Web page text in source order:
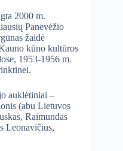
2000 m.
Panevėžio
žaidė
kūno kultūros
1953-1956 m.
auklėtiniai –
(abu Lietuvos
Raimundas
Leonavičius,